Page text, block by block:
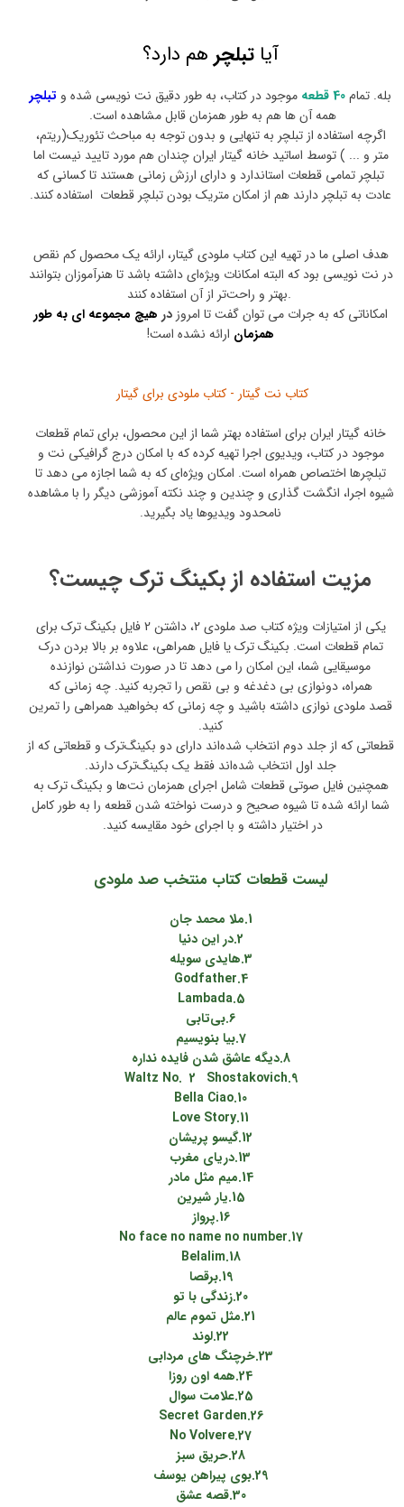
آیا تبلچر هم دارد؟
بله. تمام40 قطعه موجود در کتاب، به طور دقیق نت نویسی شده و تبلچر
همه آن ها هم به طور همزمان قابل مشاهده است.
اگرچه استفاده از تبلچر به تنهایی و بدون توجه به مباحث تئوریک(ریتم،
متر و ... ) توسط اساتید خانه گیتار ایران چندان هم مورد تایید نیست اما
تبلچر تمامی قطعات استاندارد و دارای ارزش زمانی هستند تا کسانی که
عادت به تبلچر دارند هم از امکان متریک بودن تبلچر قطعات استفاده کنند.
هدف اصلی ما در تهیه این کتاب ملودی گیتار، ارائه یک محصول کم نقص
در نت نویسی بود که البته امکانات ویژه‌ای داشته باشد تا هنرآموزان بتوانند
بهتر و راحت‌تر از آن استفاده کنند.
امکاناتی که به جرات می توان گفت تا امروز در هیچ مجموعه ای به طور
همزمان ارائه نشده است!
کتاب نت گیتار - کتاب ملودی برای گیتار
خانه گیتار ایران برای استفاده بهتر شما از این محصول، برای تمام قطعات
موجود در کتاب، ویدیوی اجرا تهیه کرده که با امکان درج گرافیکی نت و
تبلچرها اختصاص همراه است. امکان ویژه‌ای که به شما اجازه می دهد تا
شیوه اجرا، انگشت گذاری و چندین و چند نکته آموزشی دیگر را با مشاهده
نامحدود ویدیوها یاد بگیرید.
مزیت استفاده از بکینگ ترک چیست؟
یکی از امتیازات ویژه کتاب صد ملودی 2، داشتن 2 فایل بکینگ ترک برای
تمام قطعات است. بکینگ ترک یا فایل همراهی، علاوه بر بالا بردن درک
موسیقایی شما، این امکان را می دهد تا در صورت نداشتن نوازنده
همراه، دونوازی بی دغدغه و بی نقص را تجربه کنید. چه زمانی که
قصد ملودی نوازی داشته باشید و چه زمانی که بخواهید همراهی را تمرین
کنید.
قطعاتی که از جلد دوم انتخاب شده‌اند دارای دو بکینگ‌ترک و قطعاتی که از
جلد اول انتخاب شده‌اند فقط یک بکینگ‌ترک دارند.
همچنین فایل صوتی قطعات شامل اجرای همزمان نت‌ها و بکینگ ترک به
شما ارائه شده تا شیوه صحیح و درست نواخته شدن قطعه را به طور کامل
در اختیار داشته و با اجرای خود مقایسه کنید.
لیست قطعات کتاب منتخب صد ملودی
1.ملا محمد جان
2.در این دنیا
3.هایدی سویله
4.Godfather
5.Lambada
6.بی‌تابی
7.بیا بنویسیم
8.دیگه عاشق شدن فایده نداره
9.Waltz No. 2 Shostakovich
10.Bella Ciao
11.Love Story
12.گیسو پریشان
13.دریای مغرب
14.میم مثل مادر
15.یار شیرین
16.پرواز
17.No face no name no number
18.Belalim
19.برقصا
20.زندگی با تو
21.مثل تموم عالم
22.لوند
23.خرچنگ های مردابی
24.همه اون روزا
25.علامت سوال
26.Secret Garden
27.No Volvere
28.حریق سبز
29.بوی پیراهن یوسف
30.قصه عشق